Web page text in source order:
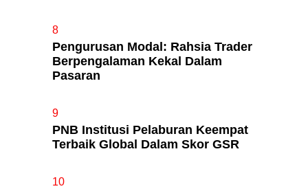
8
Pengurusan Modal: Rahsia Trader
Berpengalaman Kekal Dalam
Pasaran
9
PNB Institusi Pelaburan Keempat
Terbaik Global Dalam Skor GSR
10